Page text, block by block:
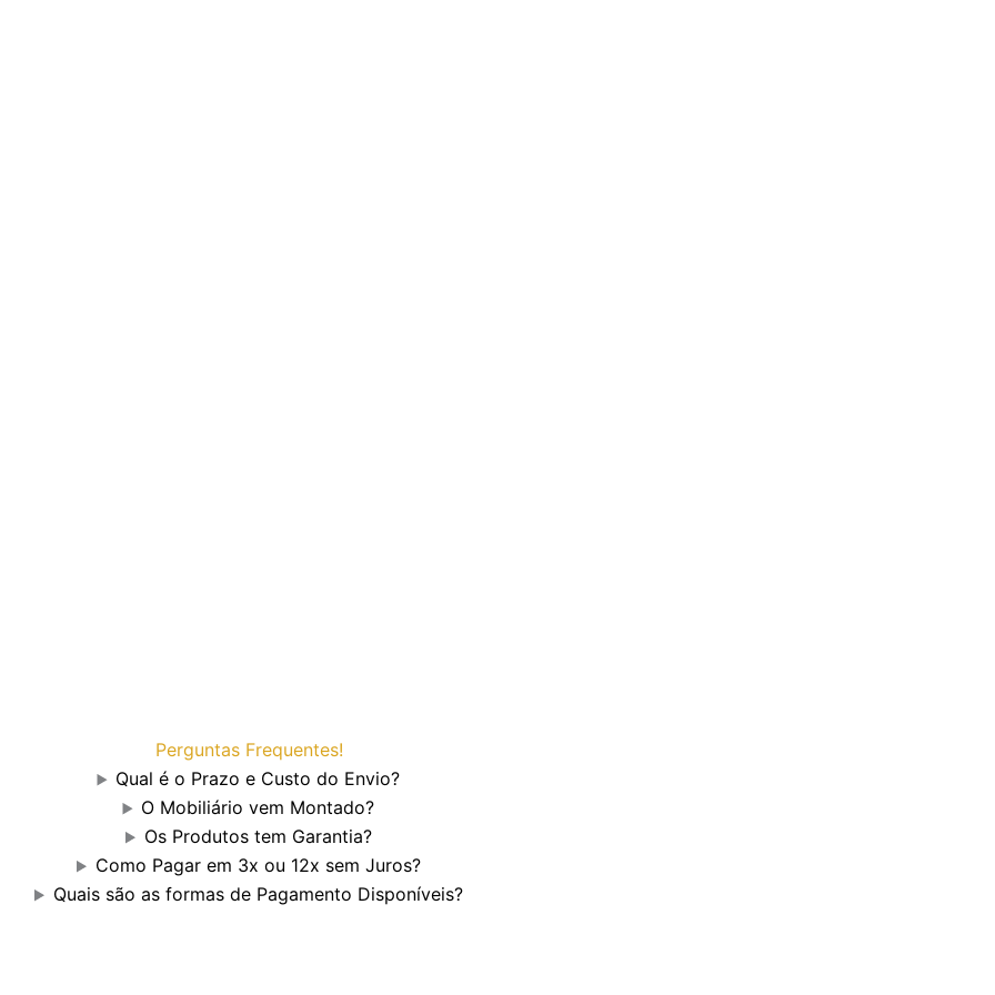
Perguntas Frequentes!
Qual é o Prazo e Custo do Envio?
O Mobiliário vem Montado?
Os Produtos tem Garantia?
Como Pagar em 3x ou 12x sem Juros?
Quais são as formas de Pagamento Disponíveis?